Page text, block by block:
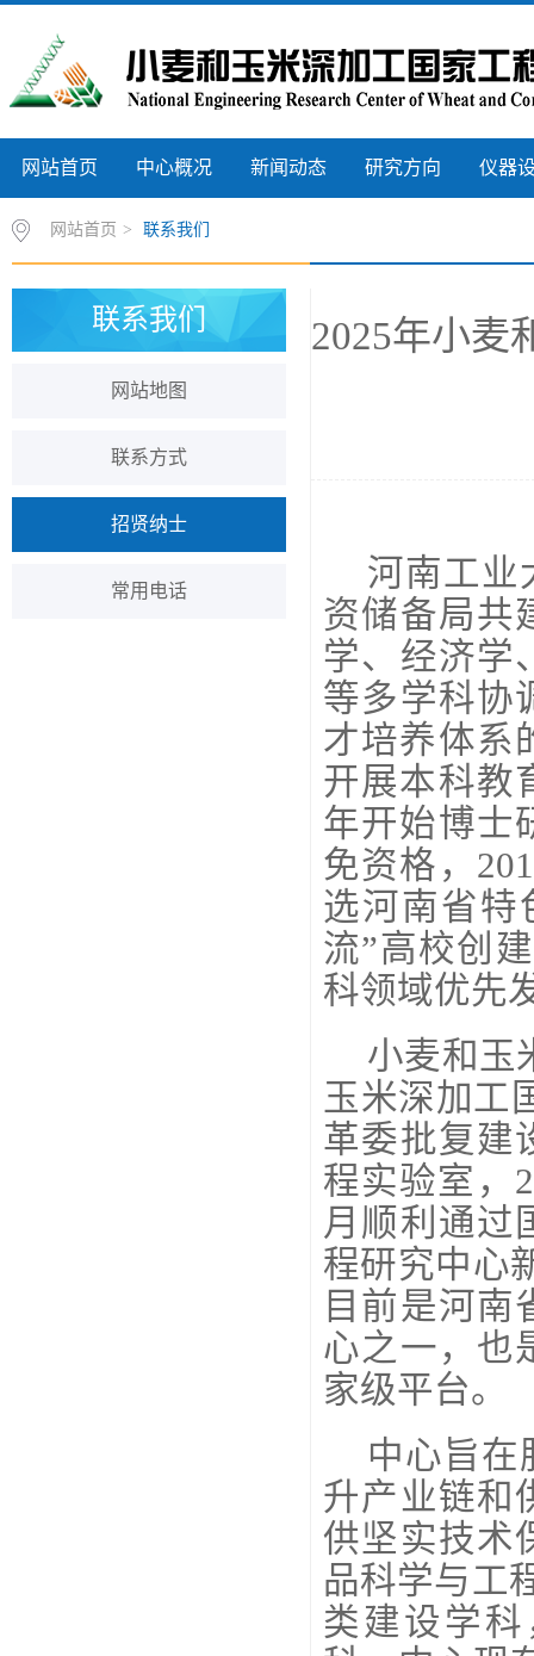
网站首页 中心概况 新闻动态 研究方向 仪器
网站首页 > 联系我们
联系我们
网站地图
联系方式
招贤纳士
常用电话
2025年小麦
河南工业
资储备局共
学、经济学
等多学科协
才培养体系
开展本科教
年开始博士
免资格，
选河南省特
流”高校创
科领域优先
小麦和玉
玉米深加工
革委批复建
程实验室，
月顺利通过
程研究中心
目前是河南
心之一，也
家级平台。
中心旨在
升产业链和
供坚实技术
品科学与工
类建设学